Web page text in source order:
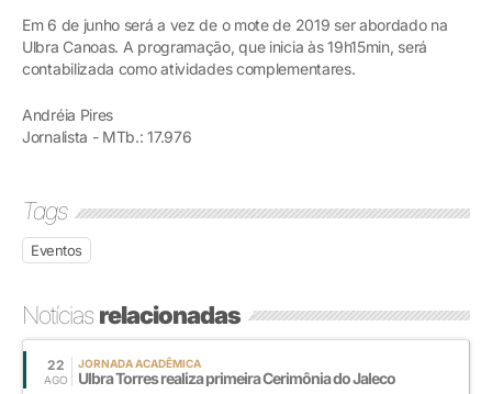
Em 6 de junho será a vez de o mote de 2019 ser abordado na
Ulbra Canoas. A programação, que inicia às 19h15min, será
contabilizada como atividades complementares.
Andréia Pires
Jornalista - MTb.: 17.976
Tags
Eventos
Notíciasrelacionadas
22
AGO
JORNADA ACADÊMICA
Ulbra Torres realiza primeira Cerimônia do Jaleco